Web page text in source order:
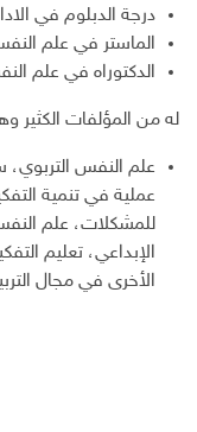
درجة الدبلوم في
الماستر في علم النفس
الدكتوراه في علم
له من المؤلفات الكثير
علم النفس التربوي،
عملية في تنمية
للمشكلات، علم النفس
الإبداعي، تعليم
الأخرى في مجال